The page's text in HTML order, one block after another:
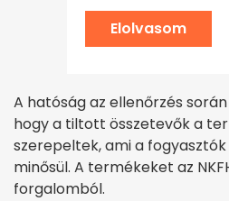
Elolvasom
A hatóság az ellenőrzés
hogy a tiltott összetevők a
szerepeltek, ami a
minősül. A termékeket az
forgalomból.